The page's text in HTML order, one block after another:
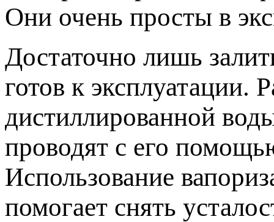
Они очень просты в
Достаточно лишь
готов к эксплуатации.
дистиллированной
проводят с его
Использование
помогает снять